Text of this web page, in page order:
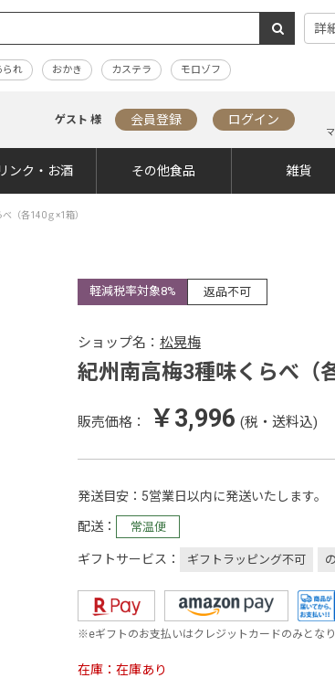
詳
られ おかき カステラ モロゾフ
ゲスト 様 会員登録 ログイン
ンク・お酒 その他食品 雑貨
（各140ｇ×1箱）
軽減税率対象8% 返品不可
ショップ名： 松晃梅
紀州南高梅3種味くらべ（
販売価格： ￥3,996 (税・送料込)
発送目安 5営業日以内に発送いたします。
配送 常温便
ギフトサービス ギフトラッピング不可
※eギフトのお支払いはクレジットカードのみとなり
在庫 在庫あり